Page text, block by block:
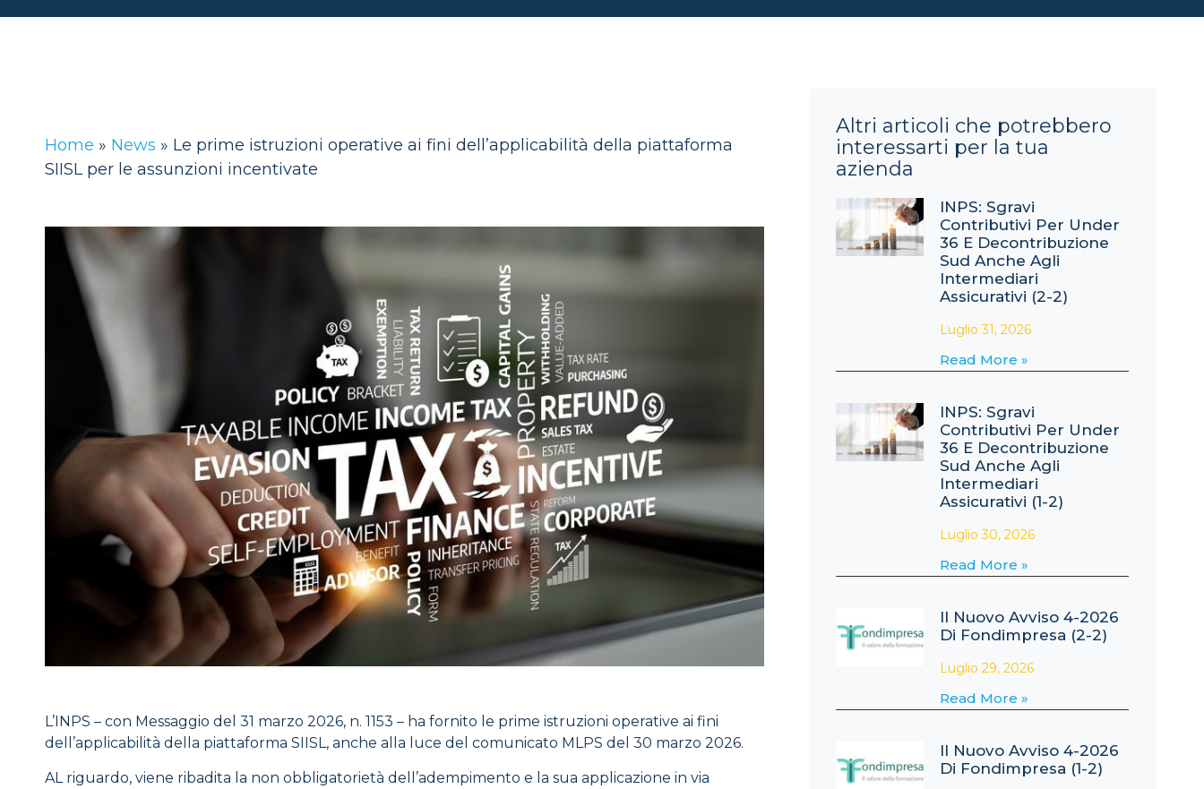
Home » News » Le prime istruzioni operative ai fini dell’applicabilità della piattaforma
SIISL per le assunzioni incentivate
L’INPS – con Messaggio del 31 marzo 2026, n. 1153 – ha fornito le prime istruzioni operative ai fini
dell’applicabilità della piattaforma SIISL, anche alla luce del comunicato MLPS del 30 marzo 2026.
AL riguardo, viene ribadita la non obbligatorietà dell’adempimento e la sua applicazione in via
Altri articoli che potrebbero
interessarti per la tua
azienda
INPS: Sgravi
Contributivi Per Under
36 E Decontribuzione
Sud Anche Agli
Intermediari
Assicurativi (2-2)
Luglio 31, 2026
Read More »
INPS: Sgravi
Contributivi Per Under
36 E Decontribuzione
Sud Anche Agli
Intermediari
Assicurativi (1-2)
Luglio 30, 2026
Read More »
Il Nuovo Avviso 4-2026
Di Fondimpresa (2-2)
Luglio 29, 2026
Read More »
Il Nuovo Avviso 4-2026
Di Fondimpresa (1-2)